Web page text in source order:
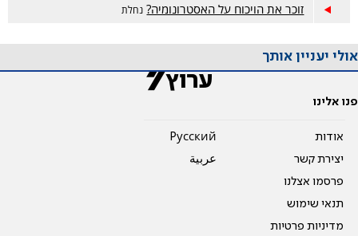
זוכר את הויכוח על האסטרונומיה? נחלת
אולי יעניין אותך
פנו אלינו
אודות
יצירת קשר
פרסמו אצלנו
תנאי שימוש
מדיניות פרטיות
Pусский
عربية